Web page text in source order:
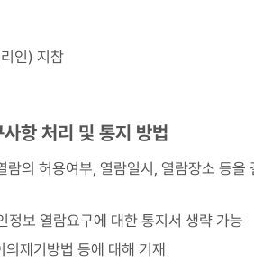
인) 지참
항 처리 및 통지 방법
의 허용여부, 열람일시, 열람장소 등을
정보 열람요구에 대한 통지서 생략 가능
제기방법 등에 대해 기재